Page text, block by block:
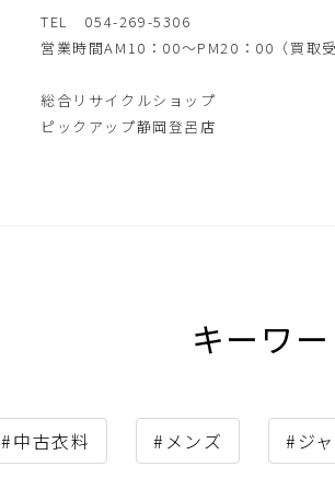
TEL 054-269-5306
営業時間AM10：00～PM20：00（買取
総合リサイクルショップ
ピックアップ静岡登呂店
キーワ
#中古衣料 #メンズ #ジ